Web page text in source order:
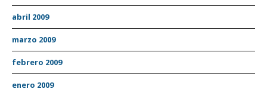
abril 2009
marzo 2009
febrero 2009
enero 2009